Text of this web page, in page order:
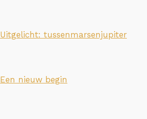
Uitgelicht: tussenmarsenjupiter
Een nieuw begin